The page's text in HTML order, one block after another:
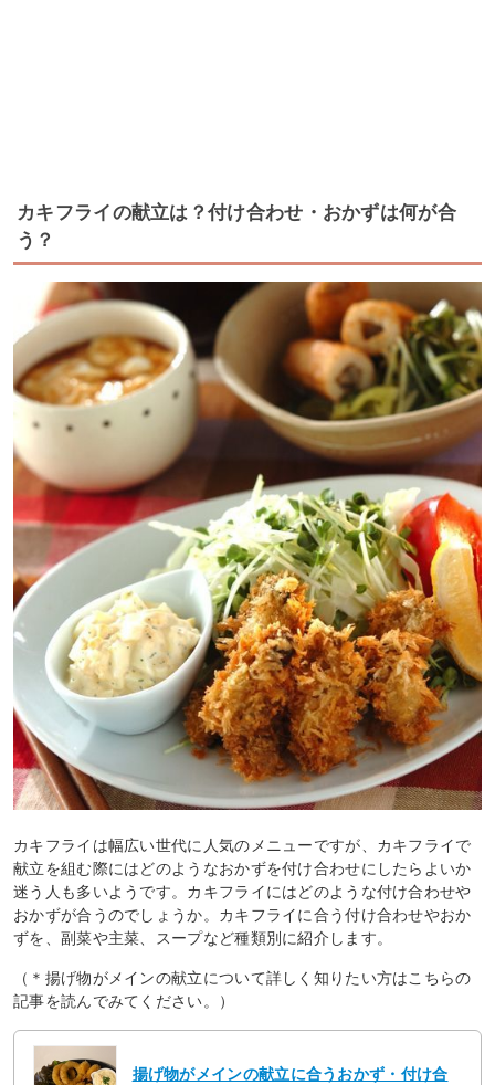
カキフライの献立は？付け合わせ・おかずは何が合
う？
カキフライは幅広い世代に人気のメニューですが、カキフライで
献立を組む際にはどのようなおかずを付け合わせにしたらよいか
迷う人も多いようです。カキフライにはどのような付け合わせや
おかずが合うのでしょうか。カキフライに合う付け合わせやおか
ずを、副菜や主菜、スープなど種類別に紹介します。
（＊揚げ物がメインの献立について詳しく知りたい方はこちらの
記事を読んでみてください。）
揚げ物がメインの献立に合うおかず・付け合